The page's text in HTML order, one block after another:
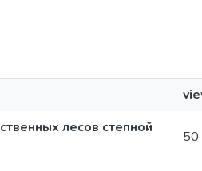
лесов степной
50